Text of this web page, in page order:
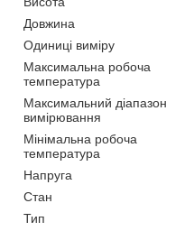
Довжина
Одиниці виміру
Максимальна робоча
температура
Максимальний діапазон
вимірювання
Мінімальна робоча
температура
Напруга
Стан
Тип